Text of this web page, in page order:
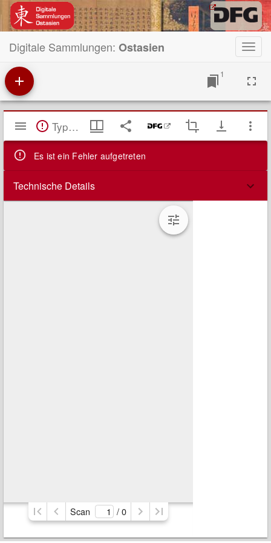
Digitale Sammlungen: Ostasien
1
Mirador
Viewer TypeError: Failed to fetch
Es ist ein Fehler aufgetreten
Technische Details
Scan / 0